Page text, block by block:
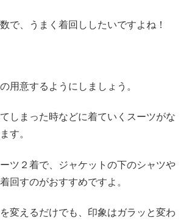
で、うまく着回ししたいですよね！
用意するようにしましょう。
しまった時などに着ていくスーツがな
す。
ツ２着で、ジャケットの下のシャツや
回すのがおすすめですよ。
変えるだけでも、印象はガラッと変わ